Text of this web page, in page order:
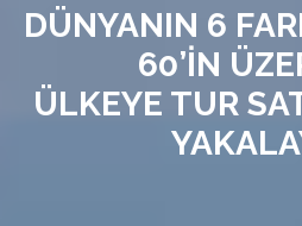
DÜNYANIN 6
60’İN
ÜLKEYE TUR